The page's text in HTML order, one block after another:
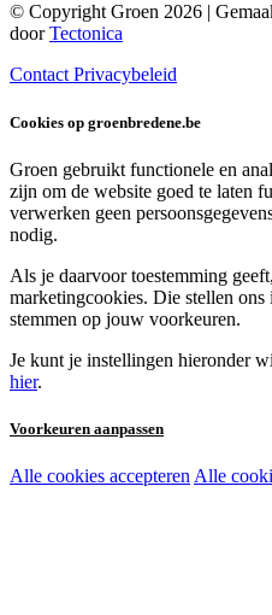
© Copyright Groen 2026 |
doorTectonica
ContactPrivacybeleid
Cookies op groenbredene.be
Groen gebruikt functionele en
zijn om de website goed te laten
verwerken geen
nodig.
Als je daarvoor toestemming
marketingcookies. Die stellen ons
stemmen op jouw voorkeuren.
Je kunt je instellingen hieronder
hier.
Voorkeuren aanpassen
Noodzakelijke cookies:
Alle cookies accepteren Alle